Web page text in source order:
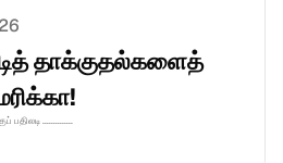
தாக்குதல்களைத்
..............